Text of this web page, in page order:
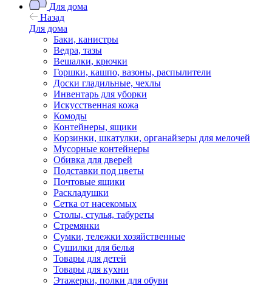
Для дома
Назад
Для дома
Баки, канистры
Ведра, тазы
Вешалки, крючки
Горшки, кашпо, вазоны, распылители
Доски гладильные, чехлы
Инвентарь для уборки
Искусственная кожа
Комоды
Контейнеры, ящики
Корзинки, шкатулки, органайзеры для мелочей
Мусорные контейнеры
Обивка для дверей
Подставки под цветы
Почтовые ящики
Раскладушки
Сетка от насекомых
Столы, стулья, табуреты
Стремянки
Сумки, тележки хозяйственные
Сушилки для белья
Товары для детей
Товары для кухни
Этажерки, полки для обуви